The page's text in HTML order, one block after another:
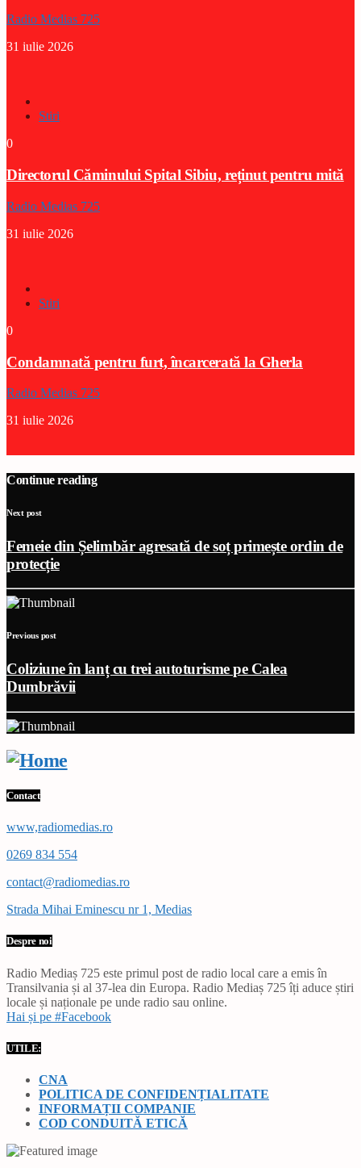
Radio Medias 725
31 iulie 2026
Stiri
0
Directorul Căminului Spital Sibiu, reținut pentru mită
Radio Medias 725
31 iulie 2026
Stiri
0
Condamnată pentru furt, încarcerată la Gherla
Radio Medias 725
31 iulie 2026
Continue reading
Next post
Femeie din Șelimbăr agresată de soț primește ordin de
protecție
Previous post
Coliziune în lanț cu trei autoturisme pe Calea
Dumbrăvii
Contact
www,radiomedias.ro
0269 834 554
contact@radiomedias.ro
Strada Mihai Eminescu nr 1, Medias
Despre noi
Radio Mediaș 725 este primul post de radio local care a emis în
Transilvania și al 37-lea din Europa. Radio Mediaș 725 îți aduce știri
locale și naționale pe unde radio sau online.
Hai și pe #Facebook
UTILE:
CNA
POLITICA DE CONFIDENȚIALITATE
INFORMAȚII COMPANIE
COD CONDUITĂ ETICĂ